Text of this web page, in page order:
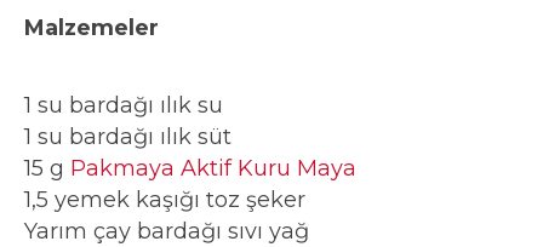
Malzemeler
1 su bardağı ılık su
1 su bardağı ılık süt
15 g Pakmaya Aktif Kuru Maya
1,5 yemek kaşığı toz şeker
Yarım çay bardağı sıvı yağ